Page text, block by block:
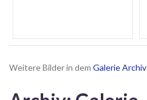
Weitere Bilder in dem Galerie Archiv